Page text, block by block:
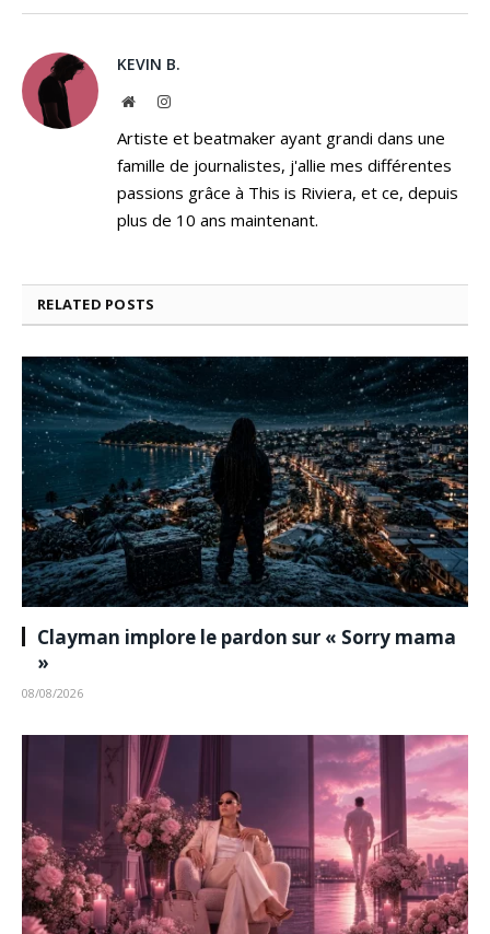
KEVIN B.
WebsiteInstagram
Artiste et beatmaker ayant grandi dans une
famille de journalistes, j'allie mes différentes
passions grâce à This is Riviera, et ce, depuis
plus de 10 ans maintenant.
RELATED POSTS
Clayman implore le pardon sur « Sorry mama
»
08/08/2026